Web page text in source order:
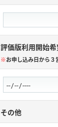
評価版利用開始
※お申し込み日から
その他